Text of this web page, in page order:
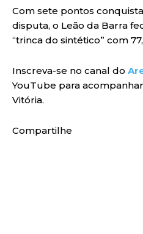
Com sete pontos
disputa, o Leão da Barra
“trinca do sintético” com
Inscreva-se no canal do
YouTube para
Vitória.
Compartilhe